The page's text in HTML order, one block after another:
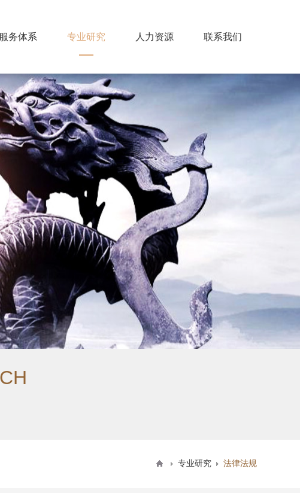
服务体系 专业研究 人力资源 联系我们
专业研究 法律法规